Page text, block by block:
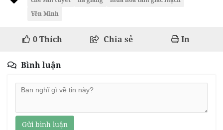
Yên Minh
0Thích Chia sẻ In
Bình luận
Gửi bình luận